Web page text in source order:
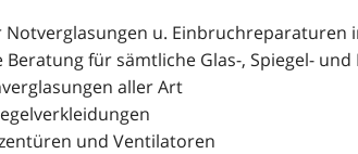
Notverglasungen u. Einbruchreparaturen
Beratung für sämtliche Glas-, Spiegel-
aller Art
und Ventilatoren